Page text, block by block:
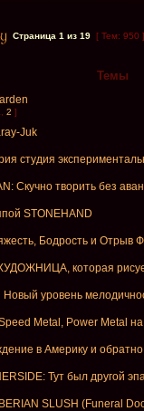
Страница 1 из 19 [ Тем: 950 ]
Темы
2 ]
Juk
студия
Скучно творить без
STONEHAND
Бодрость и Отрыв
которая
уровень
Metal, Power Metal
в Америку и обратно
Тут был другой
SLUSH (Funeral